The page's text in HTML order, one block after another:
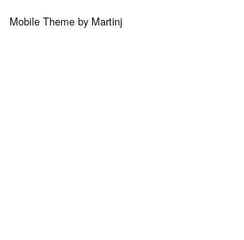
Mobile Theme by Martinj